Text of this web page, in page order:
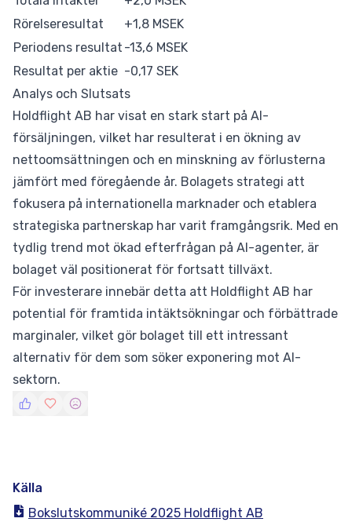
Rörelseresultat
+1,8 MSEK
Periodens resultat -13,6 MSEK
Resultat per aktie -0,17 SEK
Analys och Slutsats
Holdflight AB har visat en stark start på AI-
försäljningen, vilket har resulterat i en ökning av
nettoomsättningen och en minskning av förlusterna
jämfört med föregående år. Bolagets strategi att
fokusera på internationella marknader och etablera
strategiska partnerskap har varit framgångsrik. Med en
tydlig trend mot ökad efterfrågan på AI-agenter, är
bolaget väl positionerat för fortsatt tillväxt.
För investerare innebär detta att Holdflight AB har
potential för framtida intäktsökningar och förbättrade
marginaler, vilket gör bolaget till ett intressant
alternativ för dem som söker exponering mot AI-
sektorn.
Källa
Bokslutskommuniké 2025 Holdflight AB